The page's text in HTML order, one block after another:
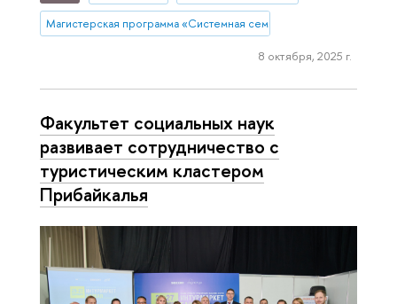
Магистерская программа «Системная семейная психотерапия»
8 октября, 2025 г.
Факультет социальных наук
развивает сотрудничество с
туристическим кластером
Прибайкалья